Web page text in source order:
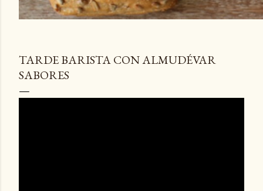
TARDE BARISTA CON ALMUDÉVAR
SABORES